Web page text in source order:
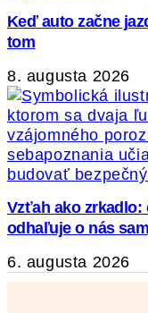
Keď auto začne
tom
8. augusta 2026
Vzťah ako
odhaľuje o nás
6. augusta 2026